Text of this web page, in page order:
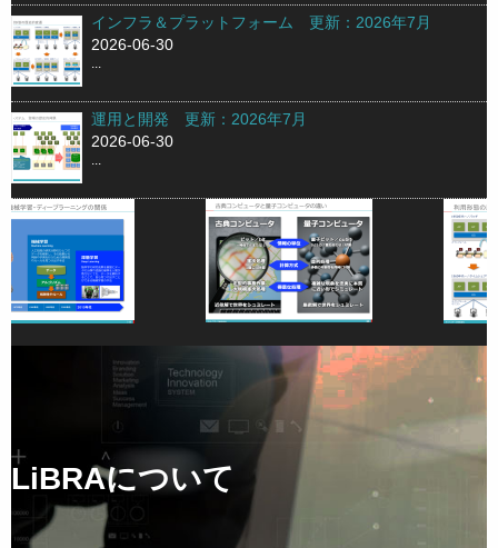
インフラ＆プラットフォーム 更新：2026年7月
2026-06-30
...
運用と開発 更新：2026年7月
2026-06-30
...
LiBRAについて